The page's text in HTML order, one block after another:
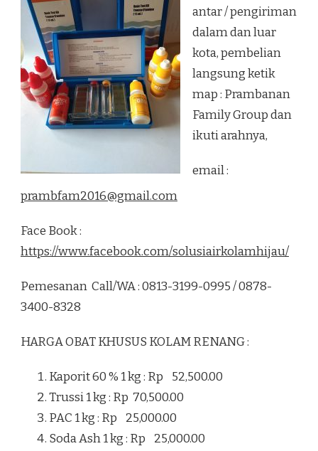
antar / pengiriman
dalam dan luar
kota, pembelian
langsung ketik
map : Prambanan
Family Group dan
ikuti arahnya,
email :
prambfam2016@gmail.com
Face Book :
https://www.facebook.com/solusiairkolamhijau/
Pemesanan Call/WA : 0813-3199-0995 / 0878-
3400-8328
HARGA OBAT KHUSUS KOLAM RENANG :
Kaporit 60 % 1 kg : Rp 52,500.00
Trussi 1 kg : Rp 70,500.00
PAC 1 kg : Rp 25,000.00
Soda Ash 1 kg : Rp 25,000.00